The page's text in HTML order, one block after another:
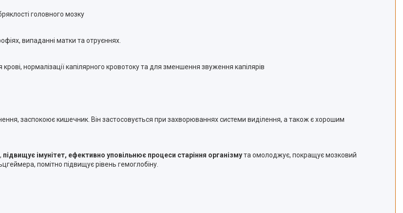
головного мозку
випаданні матки та отруєннях.
нормалізації капілярного кровотоку та для зменшення звуження капілярів
заспокоює кишечник. Він застосовується при захворюваннях системи виділення, а також є хорошим
підвищує імунітет, ефективно уповільнює процеси старіння організмута омолоджує, покращує мозковий
помітно підвищує рівень гемоглобіну.